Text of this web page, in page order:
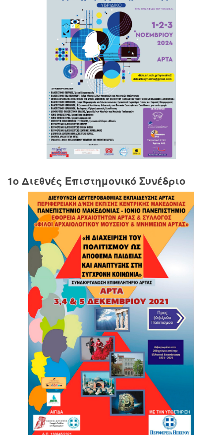
1o Διεθνές Επιστημονικό Συνέδριο